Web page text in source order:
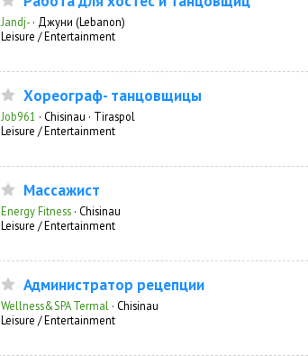
Jandj- · Джуни (Lebanon)
Leisure / Entertainment
Хореограф- танцовщицы
Job961 · Chisinau · Tiraspol
Leisure / Entertainment
Массажист
Energy Fitness · Chisinau
Leisure / Entertainment
Администратор рецепции
Wellness&SPA Termal · Chisinau
Leisure / Entertainment